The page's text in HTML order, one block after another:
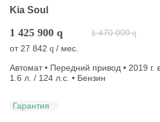
Kia Soul
1 425 900 q 1 470 000 q
от27 842 q / мес.
Автомат • Передний привод • 2019 г.
1.6 л. / 124 л.с. • Бензин
Гарантия